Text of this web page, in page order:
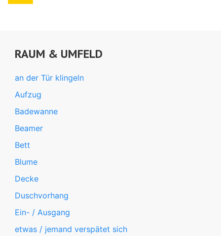
RAUM & UMFELD
an der Tür klingeln
Aufzug
Badewanne
Beamer
Bett
Blume
Decke
Duschvorhang
Ein- / Ausgang
etwas / jemand verspätet sich